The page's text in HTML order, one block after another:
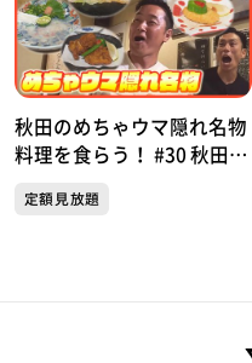
秋田のめちゃウマ隠れ名物
料理を食らう！ #30 秋田市
〇〇だった件
定額見放題